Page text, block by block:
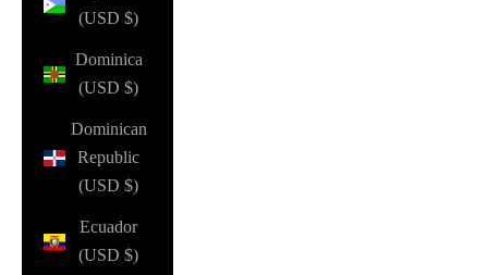
(USD $)
Dominica
(USD $)
Dominican
Republic
(USD $)
Ecuador
(USD $)